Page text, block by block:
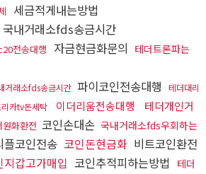
세금적게내는방법
국내거래소fds송금시간
전송대행 자금현금화문의 테더트론파는
거래소fds송금시간 파이코인전송대행
테더대리
리카tv돈세탁 이더리움전송대행
테더개인거
원화환전 코인손대손 국내거래소fds우회하는
플코인전송 코인돈현금화 비트코인환전
지갑고가매입 코인추적피하는방법 테더